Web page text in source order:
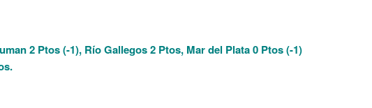
2 Ptos (-1), Río Gallegos 2 Ptos, Mar del Plata 0 Ptos (-1)